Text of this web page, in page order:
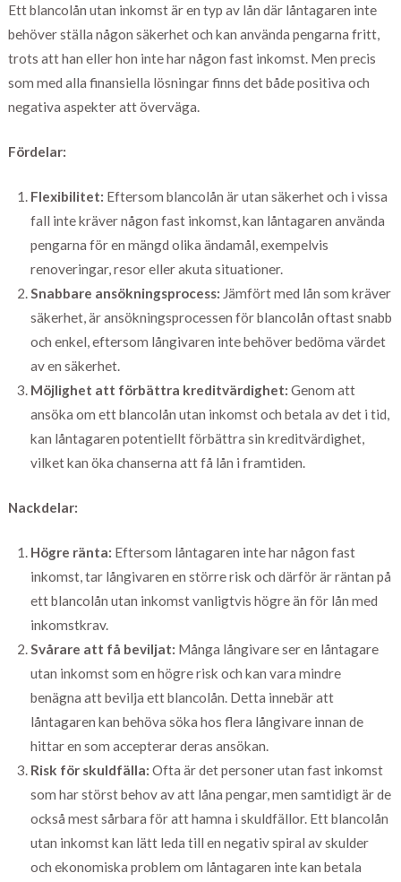
Ett blancolån utan inkomst är en typ av lån där låntagaren inte
behöver ställa någon säkerhet och kan använda pengarna fritt,
trots att han eller hon inte har någon fast inkomst. Men precis
som med alla finansiella lösningar finns det både positiva och
negativa aspekter att överväga.
Fördelar:
Flexibilitet: Eftersom blancolån är utan säkerhet och i vissa
fall inte kräver någon fast inkomst, kan låntagaren använda
pengarna för en mängd olika ändamål, exempelvis
renoveringar, resor eller akuta situationer.
Snabbare ansökningsprocess: Jämfört med lån som kräver
säkerhet, är ansökningsprocessen för blancolån oftast snabb
och enkel, eftersom långivaren inte behöver bedöma värdet
av en säkerhet.
Möjlighet att förbättra kreditvärdighet: Genom att
ansöka om ett blancolån utan inkomst och betala av det i tid,
kan låntagaren potentiellt förbättra sin kreditvärdighet,
vilket kan öka chanserna att få lån i framtiden.
Nackdelar:
Högre ränta: Eftersom låntagaren inte har någon fast
inkomst, tar långivaren en större risk och därför är räntan på
ett blancolån utan inkomst vanligtvis högre än för lån med
inkomstkrav.
Svårare att få beviljat: Många långivare ser en låntagare
utan inkomst som en högre risk och kan vara mindre
benägna att bevilja ett blancolån. Detta innebär att
låntagaren kan behöva söka hos flera långivare innan de
hittar en som accepterar deras ansökan.
Risk för skuldfälla: Ofta är det personer utan fast inkomst
som har störst behov av att låna pengar, men samtidigt är de
också mest sårbara för att hamna i skuldfällor. Ett blancolån
utan inkomst kan lätt leda till en negativ spiral av skulder
och ekonomiska problem om låntagaren inte kan betala